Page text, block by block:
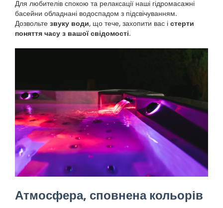
Для любителів спокою та релаксації наші гідромасажні
басейни обладнані водоспадом з підсвічуванням.
Дозвольте звуку води, що тече, захопити вас і стерти
поняття часу з вашої свідомості.
Атмосфера, сповнена кольорів